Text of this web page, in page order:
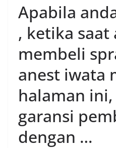
Apabila
, ketika saat
membeli
anest iwata
halaman
garansi
dengan …